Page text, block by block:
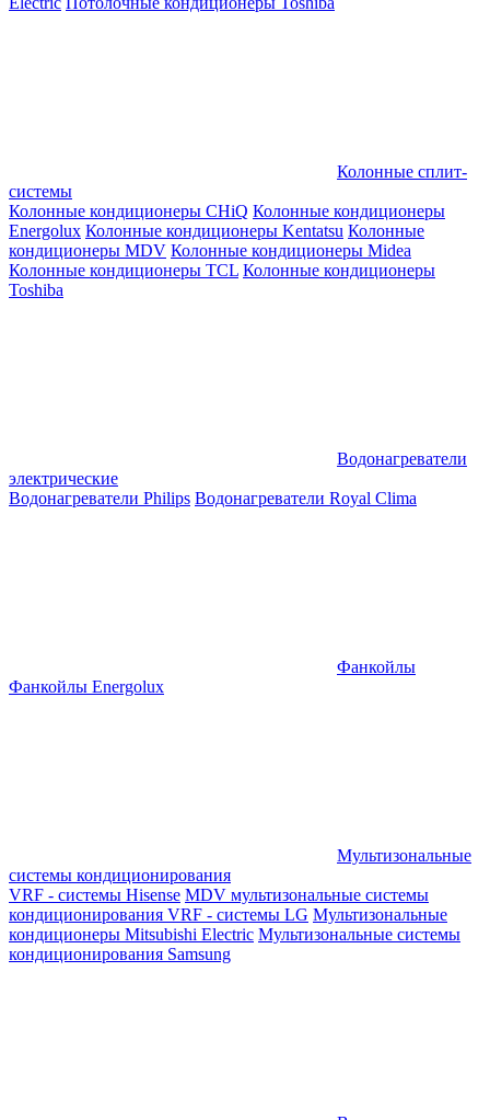
Колонные сплит-
системы
Колонные кондиционеры CHiQ Колонные кондиционеры
Energolux Колонные кондиционеры Kentatsu Колонные
кондиционеры MDV Колонные кондиционеры Midea
Колонные кондиционеры TCL Колонные кондиционеры
Toshiba
Водонагреватели
электрические
Водонагреватели Philips Водонагреватели Royal Clima
Фанкойлы
Фанкойлы Energolux
Мультизональные
системы кондиционирования
VRF - системы Hisense MDV мультизональные системы
кондиционирования VRF - системы LG Мультизональные
кондиционеры Mitsubishi Electric Мультизональные системы
кондиционирования Samsung